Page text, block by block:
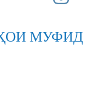
МУФИД